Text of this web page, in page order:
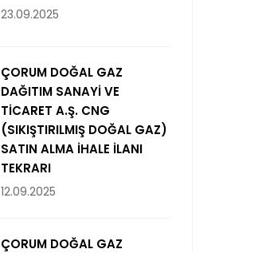
23.09.2025
ÇORUM DOĞAL GAZ
DAĞITIM SANAYİ VE
TİCARET A.Ş. CNG
(SIKIŞTIRILMIŞ DOĞAL GAZ)
SATIN ALMA İHALE İLANI
TEKRARI
12.09.2025
ÇORUM DOĞAL GAZ